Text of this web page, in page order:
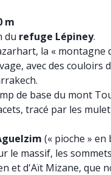
m
du refuge Lépiney.
la « montagne
avec des couloirs
de base du mont
tracé par les
(« pioche »
le massif, les
et d'Aït Mizane, que